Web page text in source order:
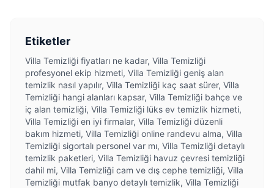
Etiketler
Villa Temizliği fiyatları ne kadar, Villa Temizliği
profesyonel ekip hizmeti, Villa Temizliği geniş alan
temizlik nasıl yapılır, Villa Temizliği kaç saat sürer, Villa
Temizliği hangi alanları kapsar, Villa Temizliği bahçe ve
iç alan temizliği, Villa Temizliği lüks ev temizlik hizmeti,
Villa Temizliği en iyi firmalar, Villa Temizliği düzenli
bakım hizmeti, Villa Temizliği online randevu alma, Villa
Temizliği sigortalı personel var mı, Villa Temizliği detaylı
temizlik paketleri, Villa Temizliği havuz çevresi temizliği
dahil mi, Villa Temizliği cam ve dış cephe temizliği, Villa
Temizliği mutfak banyo detaylı temizlik, Villa Temizliği